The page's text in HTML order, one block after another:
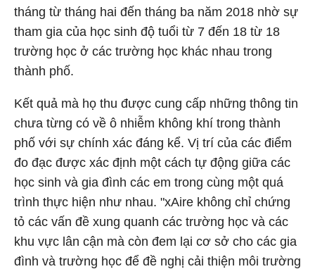
tháng từ tháng hai đến tháng ba năm 2018 nhờ sự
tham gia của học sinh độ tuổi từ 7 đến 18 từ 18
trường học ở các trường học khác nhau trong
thành phố.
Kết quả mà họ thu được cung cấp những thông tin
chưa từng có về ô nhiễm không khí trong thành
phố với sự chính xác đáng kể. Vị trí của các điểm
đo đạc được xác định một cách tự động giữa các
học sinh và gia đình các em trong cùng một quá
trình thực hiện như nhau. "xAire không chỉ chứng
tỏ các vấn đề xung quanh các trường học và các
khu vực lân cận mà còn đem lại cơ sở cho các gia
đình và trường học để đề nghị cải thiện môi trường